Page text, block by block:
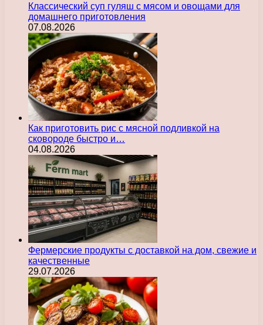
Классический суп гуляш с мясом и овощами для
домашнего приготовления
07.08.2026
Как приготовить рис с мясной подливкой на
сковороде быстро и…
04.08.2026
Фермерские продукты с доставкой на дом, свежие и
качественные
29.07.2026